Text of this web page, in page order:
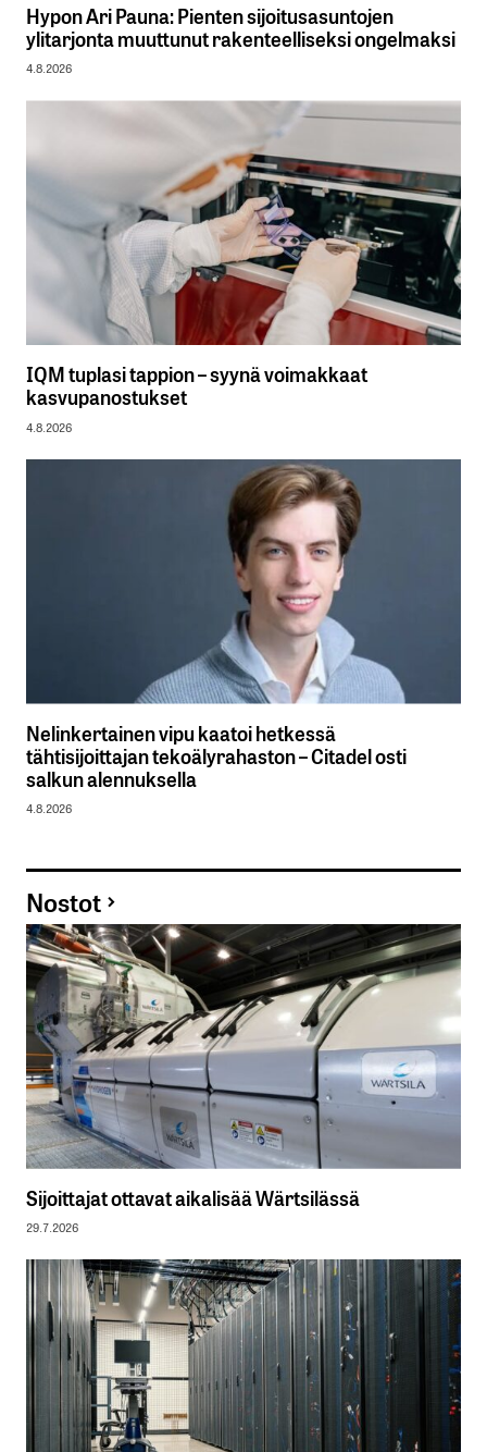
Hypon Ari Pauna: Pienten sijoitusasuntojen
ylitarjonta muuttunut rakenteelliseksi ongelmaksi
4.8.2026
IQM tuplasi tappion – syynä voimakkaat
kasvupanostukset
4.8.2026
Nelinkertainen vipu kaatoi hetkessä
tähtisijoittajan tekoälyrahaston – Citadel osti
salkun alennuksella
4.8.2026
Nostot
Sijoittajat ottavat aikalisää Wärtsilässä
29.7.2026